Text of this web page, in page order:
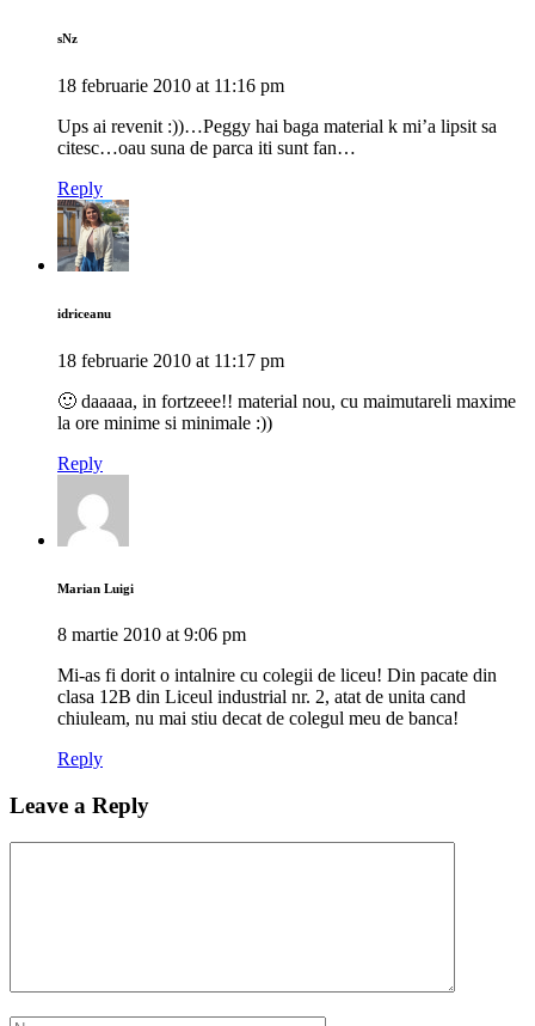
sNz
18 februarie 2010 at 11:16 pm
Ups ai revenit :))…Peggy hai baga material k mi’a lipsit sa
citesc…oau suna de parca iti sunt fan…
Reply
idriceanu
18 februarie 2010 at 11:17 pm
🙂 daaaaa, in fortzeee!! material nou, cu maimutareli maxime
la ore minime si minimale :))
Reply
Marian Luigi
8 martie 2010 at 9:06 pm
Mi-as fi dorit o intalnire cu colegii de liceu! Din pacate din
clasa 12B din Liceul industrial nr. 2, atat de unita cand
chiuleam, nu mai stiu decat de colegul meu de banca!
Reply
Leave a Reply